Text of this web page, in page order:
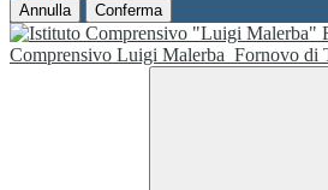
Annulla Conferma
Comprensivo Luigi Malerba Fornovo di